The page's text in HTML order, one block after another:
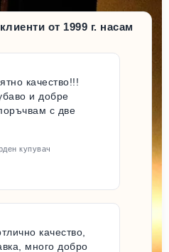
от 1999 г. насам
качество!!!
и добре
с две
купувач
качество,
много добро